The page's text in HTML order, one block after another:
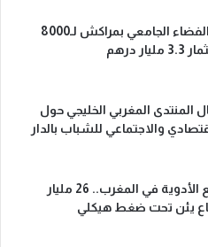
UIR تطلق الفضاء الجامعي بمراكش لـ8000
درهم
المنتدى المغربي الخليجي حول
والاجتماعي للشباب بالدار
سوق توزيع الأدوية في المغرب.. 26 مليار
يئن تحت ضغط هيكلي